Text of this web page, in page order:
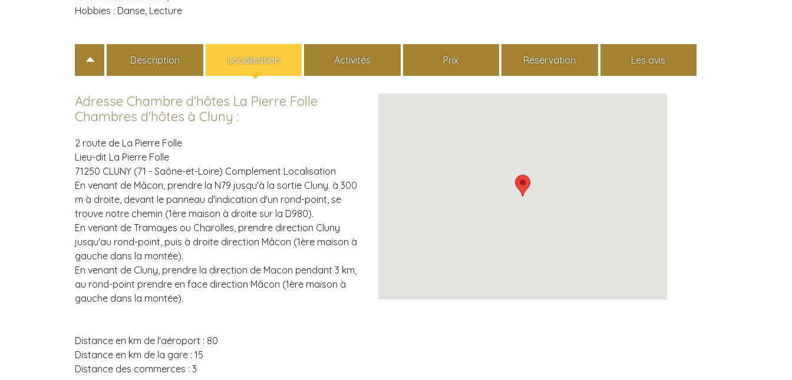
Hobbies : Danse, Lecture
Description Localisation Activités Prix Réservation Les avis
Adresse Chambre d'hôtes La Pierre Folle
Chambres d'hôtes à Cluny :
2 route de La Pierre Folle
Lieu-dit La Pierre Folle
71250 CLUNY (71 - Saône-et-Loire) Complement Localisation
En venant de Mâcon, prendre la N79 jusqu'à la sortie Cluny. à 300
m à droite, devant le panneau d'indication d'un rond-point, se
trouve notre chemin (1ère maison à droite sur la D980).
En venant de Tramayes ou Charolles, prendre direction Cluny
jusqu'au rond-point, puis à droite direction Mâcon (1ère maison à
gauche dans la montée).
En venant de Cluny, prendre la direction de Macon pendant 3 km,
au rond-point prendre en face direction Mâcon (1ère maison à
gauche dans la montée).
Distance en km de l'aéroport : 80
Distance en km de la gare : 15
Distance des commerces : 3